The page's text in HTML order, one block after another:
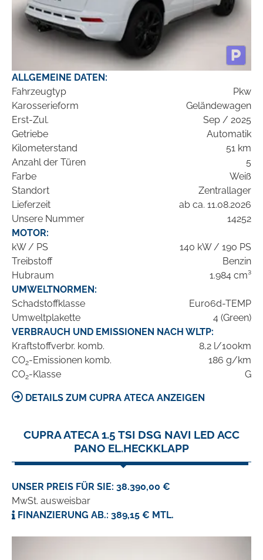
ALLGEMEINE DATEN:
Fahrzeugtyp
Pkw
Karosserieform
Geländewagen
Erst-Zul.
Sep / 2025
Getriebe
Automatik
Kilometerstand
51 km
Anzahl der Türen
5
Farbe
Weiß
Standort
Zentrallager
Lieferzeit
ab ca. 11.08.2026
Unsere Nummer
14252
MOTOR:
kW / PS
140 kW / 190 PS
Treibstoff
Benzin
Hubraum
1.984 cm³
UMWELTNORMEN:
Schadstoffklasse
Euro6d-TEMP
Umweltplakette
4 (Green)
VERBRAUCH UND EMISSIONEN NACH WLTP:
Kraftstoffverbr. komb.
8,2 l/100km
CO2-Emissionen komb.
186 g/km
CO2-Klasse G
DETAILS ZUM CUPRA ATECA ANZEIGEN
CUPRA ATECA 1.5 TSI DSG NAVI LED ACC
PANO EL.HECKKLAPP
UNSER PREIS FÜR SIE: 38.390,00 €
MwSt. ausweisbar
FINANZIERUNG AB.: 389,15 € MTL.